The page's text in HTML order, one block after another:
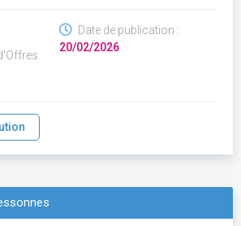
Date de publication :
20/02/2026